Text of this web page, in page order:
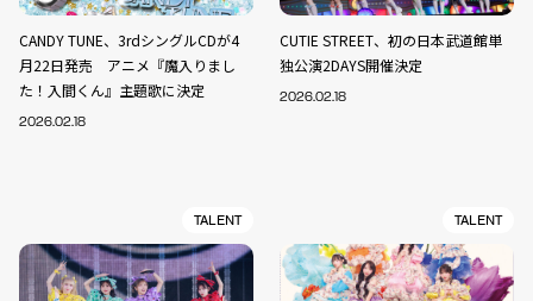
CANDY TUNE、3rdシングルCDが4
月22日発売 アニメ『魔入りまし
た！入間くん』主題歌に決定
2026.02.18
CUTIE STREET、初の日本武道館単
独公演2DAYS開催決定
2026.02.18
TALENT TALENT